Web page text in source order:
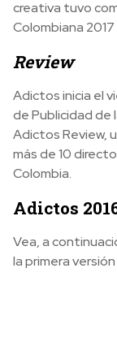
creativa tuvo
Colombiana 2017
Review
Adictos inicia el
de Publicidad de
Adictos Review,
más de 10
Colombia.
Adictos
Vea, a
la primera